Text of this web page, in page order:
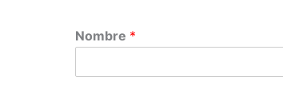
Nombre *